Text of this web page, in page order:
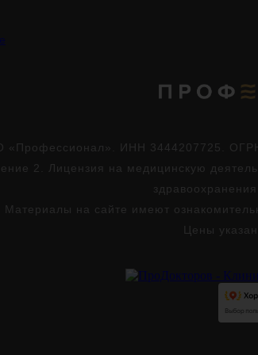
«Профессионал». ИНН 3444207725.
2. Лицензия на медицинскую
Материалы на сайте имеют
Цены